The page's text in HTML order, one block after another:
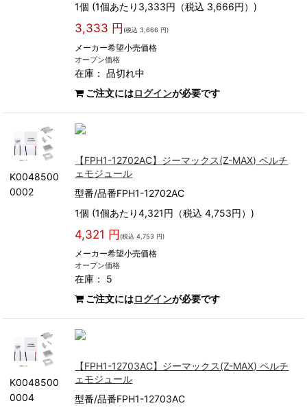
1個 (1個あたり3,333円（税込 3,666円）)
3,333 円 (税込 3,666 円)
メーカー希望小売価格
オープン価格
在庫：品切れ中
ご注文にはログインが必要です
K0048500
0002
【FPH1-12702AC】ジーマックス(Z-MAX) ペルチ
ェモジュール
型番/品番FPH1-12702AC
1個 (1個あたり4,321円（税込 4,753円）)
4,321 円 (税込 4,753 円)
メーカー希望小売価格
オープン価格
在庫： 5
ご注文にはログインが必要です
K0048500
0004
【FPH1-12703AC】ジーマックス(Z-MAX) ペルチ
ェモジュール
型番/品番FPH1-12703AC